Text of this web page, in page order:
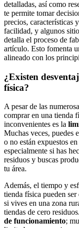
detalladas, así como
te permite tomar
precios, características
facilidad, y algunos
detalla el proceso de
artículo. Esto fomenta
alineado con los
¿Existen
física?
A pesar de las
comprar en una tienda
inconvenientes es la
Muchas veces, puedes
o no están expuestos
especialmente si has
residuos y buscas
tu área.
Además, el tiempo y
tienda física pueden
si vives en una zona
tiendas de cero
de funcionamiento;